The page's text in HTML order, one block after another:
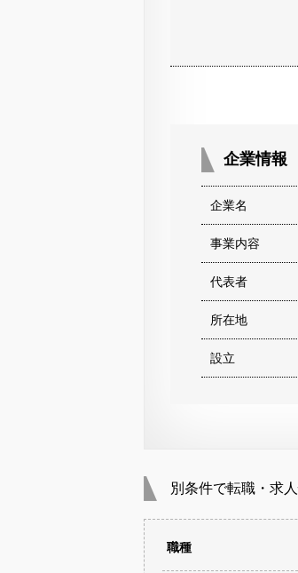
企業情報
企業名
事業内容
代表者
所在地
設立
別条件で転職・求
職種